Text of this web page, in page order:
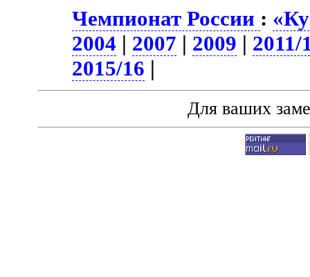
Чемпионат России :
2004 | 2007 | 2009 | 2011/
2015/16 |
Для ваших